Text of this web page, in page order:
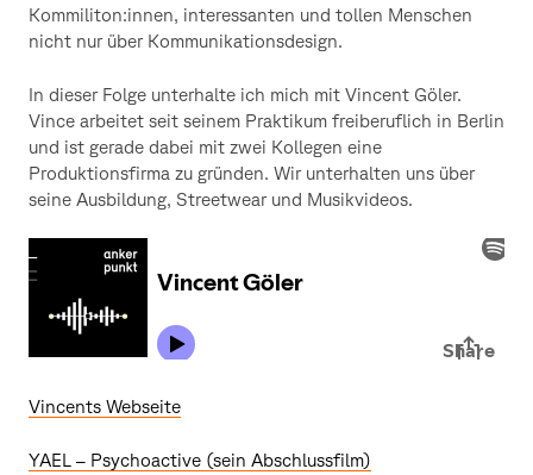
Kommiliton:innen, interessanten und tollen Menschen
nicht nur über Kommunikationsdesign.
In dieser Folge unterhalte ich mich mit Vincent Göler.
Vince arbeitet seit seinem Praktikum freiberuflich in Berlin
und ist gerade dabei mit zwei Kollegen eine
Produktionsfirma zu gründen. Wir unterhalten uns über
seine Ausbildung, Streetwear und Musikvideos.
Vincents Webseite
YAEL – Psychoactive (sein Abschlussfilm)